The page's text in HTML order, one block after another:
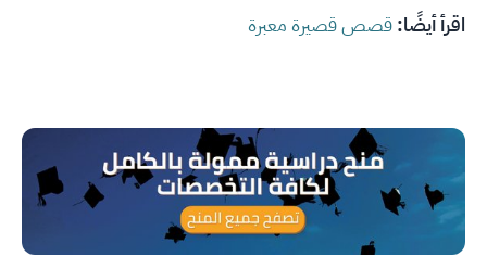
اقرأ أيضًا:قصص قصيرة معبرة